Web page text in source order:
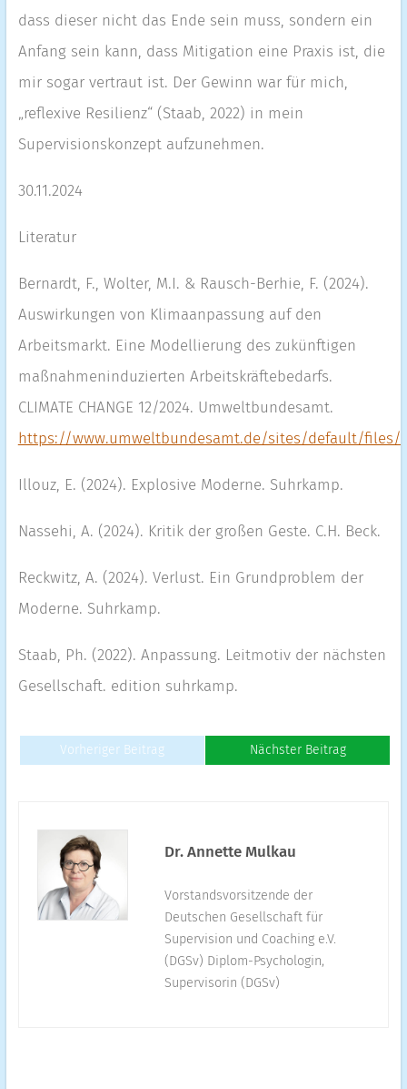
dass dieser nicht das Ende sein muss, sondern ein
Anfang sein kann, dass Mitigation eine Praxis ist, die
mir sogar vertraut ist. Der Gewinn war für mich,
„reflexive Resilienz“ (Staab, 2022) in mein
Supervisionskonzept aufzunehmen.
30.11.2024
Literatur
Bernardt, F., Wolter, M.I. & Rausch-Berhie, F. (2024).
Auswirkungen von Klimaanpassung auf den
Arbeitsmarkt. Eine Modellierung des zukünftigen
maßnahmeninduzierten Arbeitskräftebedarfs.
CLIMATE CHANGE 12/2024. Umweltbundesamt.
https://www.umweltbundesamt.de/sites/default/files/
Illouz, E. (2024). Explosive Moderne. Suhrkamp.
Nassehi, A. (2024). Kritik der großen Geste. C.H. Beck.
Reckwitz, A. (2024). Verlust. Ein Grundproblem der
Moderne. Suhrkamp.
Staab, Ph. (2022). Anpassung. Leitmotiv der nächsten
Gesellschaft. edition suhrkamp.
Vorheriger Beitrag Nächster Beitrag
Dr. Annette Mulkau
Vorstandsvorsitzende der
Deutschen Gesellschaft für
Supervision und Coaching e.V.
(DGSv) Diplom-Psychologin,
Supervisorin (DGSv)